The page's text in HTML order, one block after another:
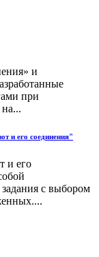
и
при
и его соединения"
и его
с выбором